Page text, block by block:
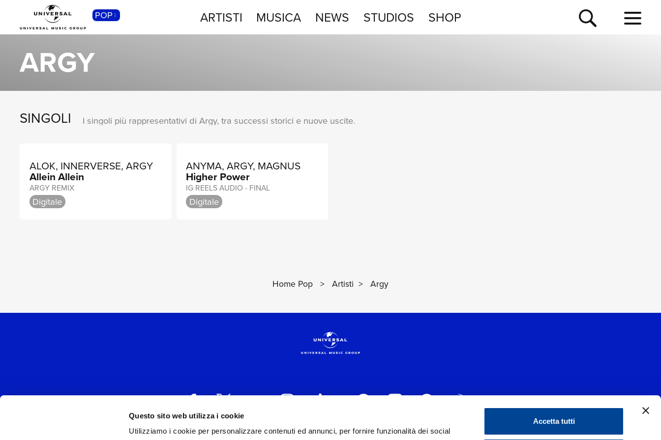
Questo sito web utilizza i cookie
Utilizziamo i cookie per personalizzare contenuti ed annunci, per fornire funzionalità dei social
Accetta tutti
POP ARTISTI MUSICA NEWS STUDIOS SHOP
ARGY
SINGOLI I singoli più rappresentativi di Argy, tra successi storici e nuove uscite.
ALOK, INNERVERSE, ARGY
Allein Allein
ARGY REMIX
Digitale
ANYMA, ARGY, MAGNUS
Higher Power
IG REELS AUDIO - FINAL
Digitale
Home Pop > Artisti > Argy
CLASSICA
Contemporanea, Moderna...
STUDIOS
SHOP
TOUR